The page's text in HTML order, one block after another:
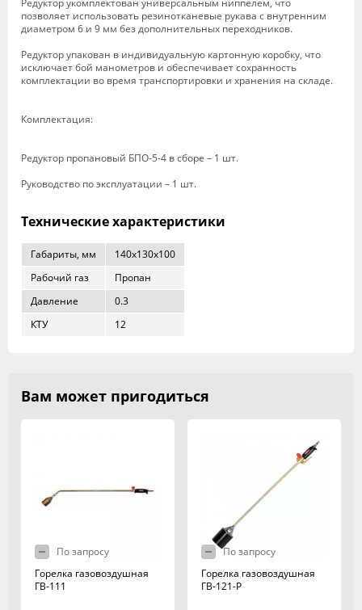
Редуктор укомплектован универсальным ниппелем, что
позволяет использовать резинотканевые рукава с внутренним
диаметром 6 и 9 мм без дополнительных переходников.
Редуктор упакован в индивидуальную картонную коробку, что
исключает бой манометров и обеспечивает сохранность
комплектации во время транспортировки и хранения на складе.
Комплектация:
Редуктор пропановый БПО-5-4 в сборе – 1 шт.
Руководство по эксплуатации – 1 шт.
Технические характеристики
Габариты, мм
140x130x100
Рабочий газ
Пропан
Давление
0.3
КТУ
12
Вам может пригодиться
По запросу
Горелка газовоздушная
ГВ-111
По запросу
Горелка газовоздушная
ГВ-121-Р